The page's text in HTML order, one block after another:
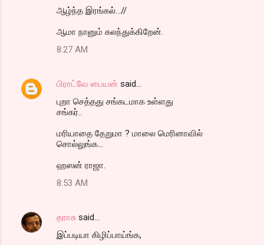
ஆழ்ந்த இரங்கல்...//
ஆமா நானும் கலந்துக்கிறேன்.
8:27 AM
பிராட்வே பையன் said…
புறா செத்தது சங்கடமாக உள்ளது
சங்கர்..
மரியாதை தேறுமா ? மாலை மெரினாவில்
சொல்லுங்க...
ஹஸன் ராஜா.
8:53 AM
தராசு said…
இப்படியா கிழிப்பாய்ங்க,